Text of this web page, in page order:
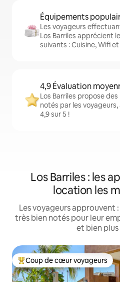
Équipements
Les voyageurs
Los Barriles apprécient
suivants : Cuisine, Wifi
4,9 Évaluation
Los Barriles propose
notés par les
4,9 sur 5 !
Los Barriles : les
location les
Les voyageurs approuvent
très bien notés pour leur
et bien
Coups de cœur voyageurs les
Coup de cœur voyageurs